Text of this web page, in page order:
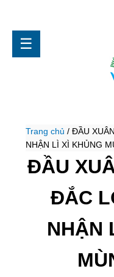
☰
Trang chủ /ĐẦU
NHẬN LÌ XÌ KHỦNG
ĐẦU
ĐẮC
NHẬN